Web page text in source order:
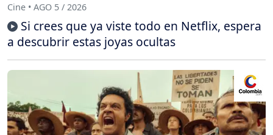
Cine • AGO 5 / 2026
Si crees que ya viste todo en Netflix, espera
a descubrir estas joyas ocultas